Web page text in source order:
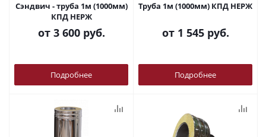
Сэндвич - труба 1м (1000мм)
КПД НЕРЖ
от 3 600 руб.
Подробнее
Труба 1м (1000мм) КПД НЕРЖ
от 1 545 руб.
Подробнее